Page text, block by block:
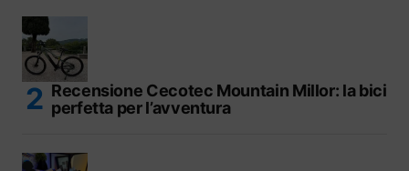
Recensione Cecotec Mountain Millor: la bici
perfetta per l’avventura